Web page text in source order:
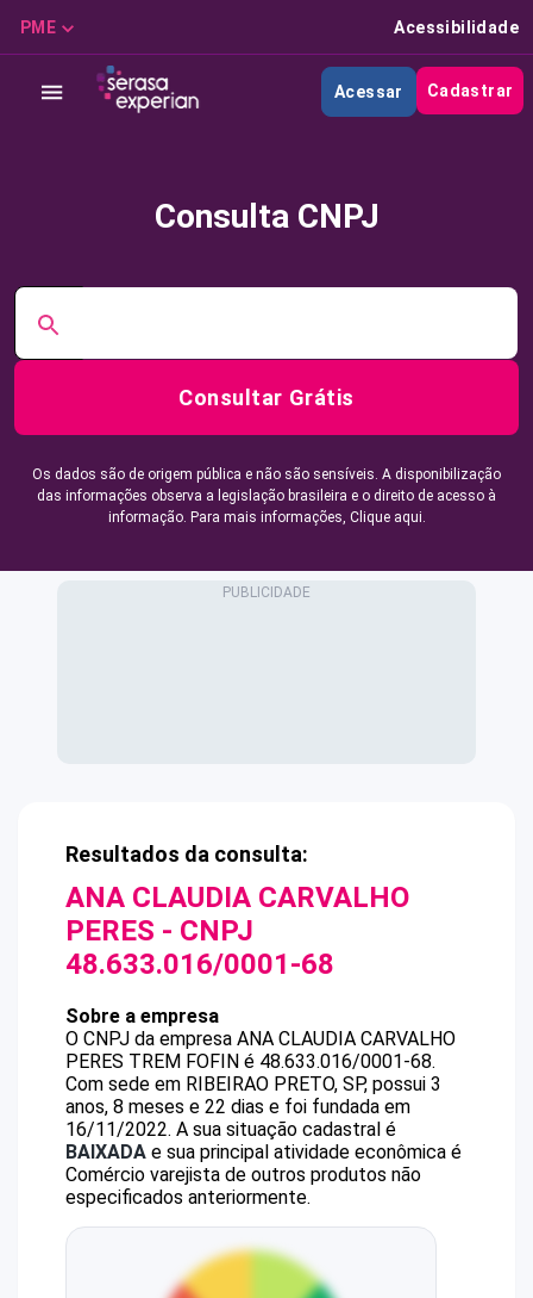
PME Acessibilidade
Acessar Cadastrar
Consulta CNPJ
Consultar Grátis
Os dados são de origem pública e não são sensíveis. A disponibilização
das informações observa a legislação brasileira e o direito de acesso à
informação. Para mais informações, Clique aqui.
Resultados da consulta:
ANA CLAUDIA CARVALHO
PERES - CNPJ
48.633.016/0001-68
Sobre a empresa
O CNPJ da empresa ANA CLAUDIA CARVALHO
PERES TREM FOFIN é 48.633.016/0001-68.
Com sede em RIBEIRAO PRETO, SP, possui 3
anos, 8 meses e 22 dias e foi fundada em
16/11/2022. A sua situação cadastral é
BAIXADA e sua principal atividade econômica é
Comércio varejista de outros produtos não
especificados anteriormente.